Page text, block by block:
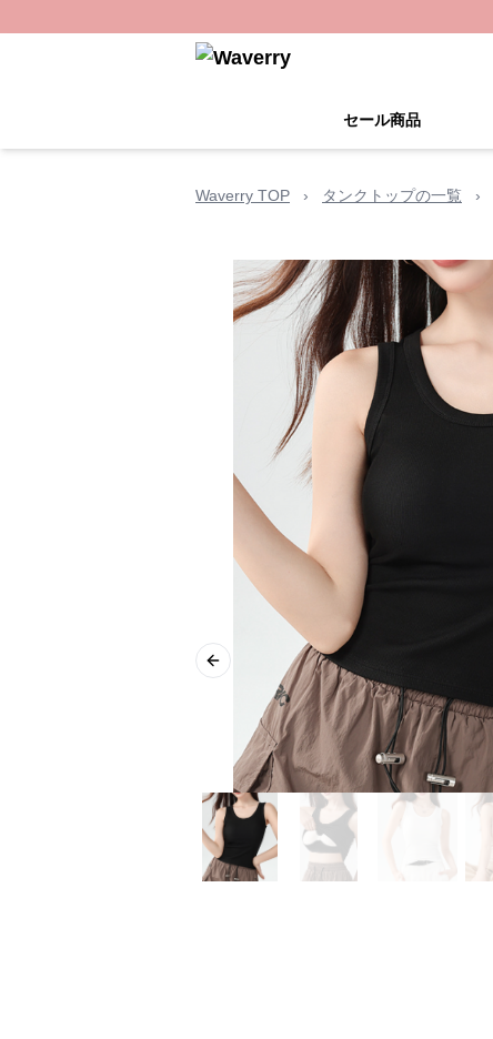
セール商品
Waverry TOP › タンクトップの一覧 ›
Previous slide